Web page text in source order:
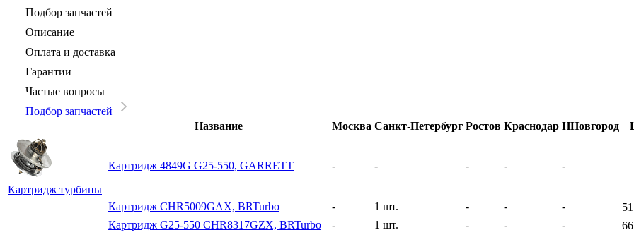
Подбор запчастей
Описание
Оплата и доставка
Гарантии
Частые вопросы
Подбор запчастей
Название
Москва Санкт-Петербург Ростов Краснодар ННовгород
Картридж турбины
Картридж 4849G G25-550, GARRETT - - - - -
Картридж CHR5009GAX, BRTurbo - 1 шт. - - -
Картридж G25-550 CHR8317GZX, BRTurbo
- 1 шт. - - -